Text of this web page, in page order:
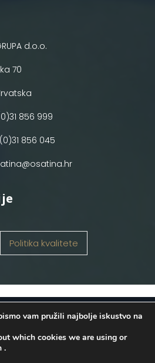
d.o.o.
70
856 999
856 045
Politika kvalitete
d.o.o. 2026
. Configured
. Sva prava pridržana.
vam pružili najbolje iskustvo na
which cookies we are using or
.